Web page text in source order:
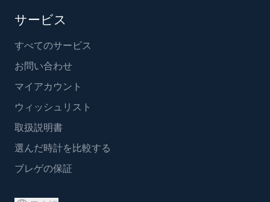
サービス
すべてのサービス
お問い合わせ
マイアカウント
ウィッシュリスト
取扱説明書
選んだ時計を比較する
ブレゲの保証